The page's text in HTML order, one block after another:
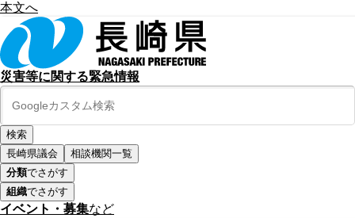
本文へ
災害等に関する緊急情報
長崎県議会
相談機関一覧
分類でさがす
組織でさがす
イベント・募集など